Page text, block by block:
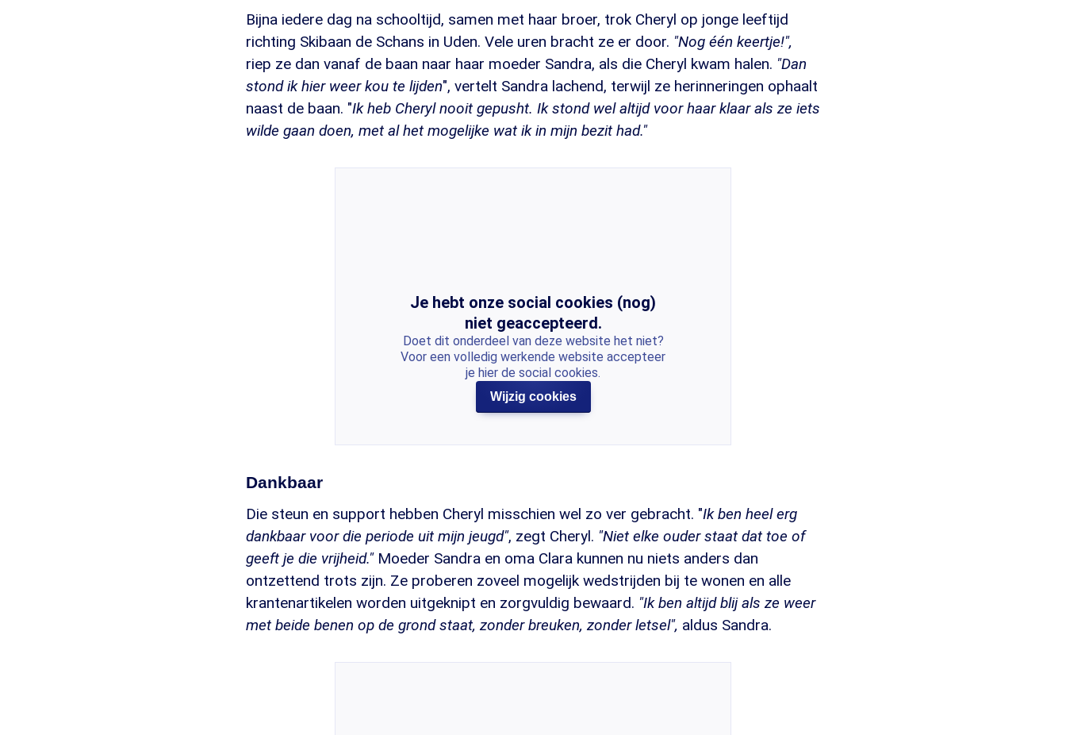
Bijna iedere dag na schooltijd, samen met haar broer, trok Cheryl op jonge leeftijd
richting Skibaan de Schans in Uden. Vele uren bracht ze er door. "Nog één keertje!",
riep ze dan vanaf de baan naar haar moeder Sandra, als die Cheryl kwam halen. "Dan
stond ik hier weer kou te lijden", vertelt Sandra lachend, terwijl ze herinneringen ophaalt
naast de baan. "Ik heb Cheryl nooit gepusht. Ik stond wel altijd voor haar klaar als ze iets
wilde gaan doen, met al het mogelijke wat ik in mijn bezit had."
Je hebt onze social cookies (nog)
niet geaccepteerd.
Doet dit onderdeel van deze website het niet?
Voor een volledig werkende website accepteer
je hier de social cookies.
Wijzig cookies
Dankbaar
Die steun en support hebben Cheryl misschien wel zo ver gebracht. "Ik ben heel erg
dankbaar voor die periode uit mijn jeugd", zegt Cheryl. "Niet elke ouder staat dat toe of
geeft je die vrijheid."Moeder Sandra en oma Clara kunnen nu niets anders dan
ontzettend trots zijn. Ze proberen zoveel mogelijk wedstrijden bij te wonen en alle
krantenartikelen worden uitgeknipt en zorgvuldig bewaard. "Ik ben altijd blij als ze weer
met beide benen op de grond staat, zonder breuken, zonder letsel", aldus Sandra.